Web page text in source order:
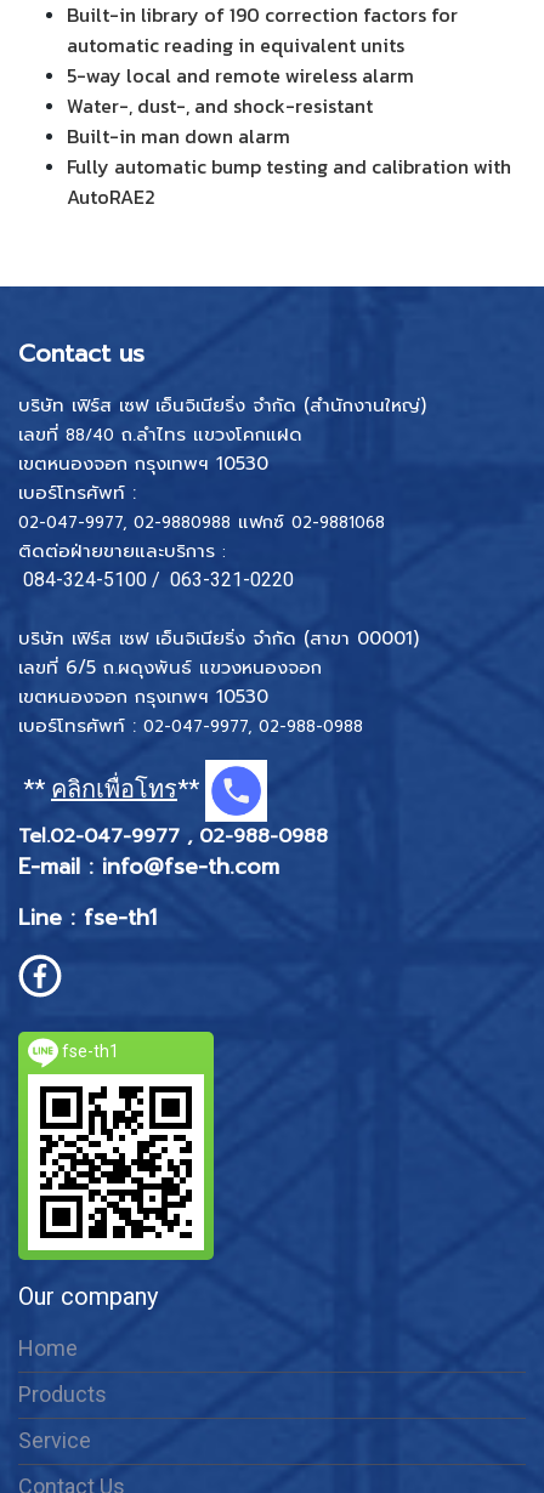
Built-in library of 190 correction factors for
automatic reading in equivalent units
5-way local and remote wireless alarm
Water-, dust-, and shock-resistant
Built-in man down alarm
Fully automatic bump testing and calibration with
AutoRAE2
Contact us
บริษัท เฟิร์ส เซฟ เอ็นจิเนียริ่ง จำกัด (สำนักงานใหญ่)
เลขที่ 88/40 ถ.ลำไทร แขวงโคกแฝด
เขตหนองจอก กรุงเทพฯ 10530
เบอร์โทรศัพท์ :
02-047-9977, 02-9880988 แฟกซ์ 02-9881068
ติดต่อฝ่ายขายและบริการ :
084-324-5100 / 063-321-0220
บริษัท เฟิร์ส เซฟ เอ็นจิเนียริ่ง จำกัด (สาขา 00001)
เลขที่ 6/5 ถ.ผดุงพันธ์ แขวงหนองจอก
เขตหนองจอก กรุงเทพฯ 10530
เบอร์โทรศัพท์ : 02-047-9977, 02-988-0988
** คลิกเพื่อโทร**
Tel.02-047-9977 , 02-988-0988
E-mail : info@fse-th.com
Line : fse-th1
fse-th1
Our company
Home
Products
Service
Contact Us